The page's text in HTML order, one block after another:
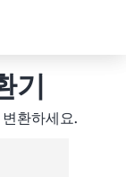
환하세요.